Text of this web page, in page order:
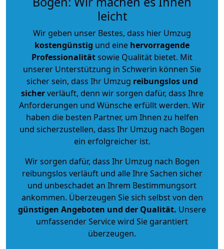
leicht
Wir geben unser Bestes, dass hier Umzug
kostengünstig und eine hervorragende
Professionalitätsowie Qualität bietet. Mit
unserer Unterstützung in Schwerin können Sie
sicher sein, dass Ihr Umzug reibungslos und
sicherverläuft, denn wir sorgen dafür, dass Ihre
Anforderungen und Wünsche erfüllt werden. Wir
haben die besten Partner, um Ihnen zu helfen
und sicherzustellen, dass Ihr Umzug nach Bogen
ein erfolgreicher ist.
Wir sorgen dafür, dass Ihr Umzug nach Bogen
reibungslos verläuft und alle Ihre Sachen sicher
und unbeschadet an Ihrem Bestimmungsort
ankommen. Überzeugen Sie sich selbst von den
günstigen Angeboten und der Qualität. Unsere
umfassender Service wird Sie garantiert
überzeugen.